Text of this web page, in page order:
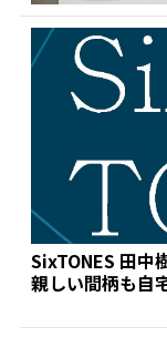
SixTONES 田中
親しい間柄も自